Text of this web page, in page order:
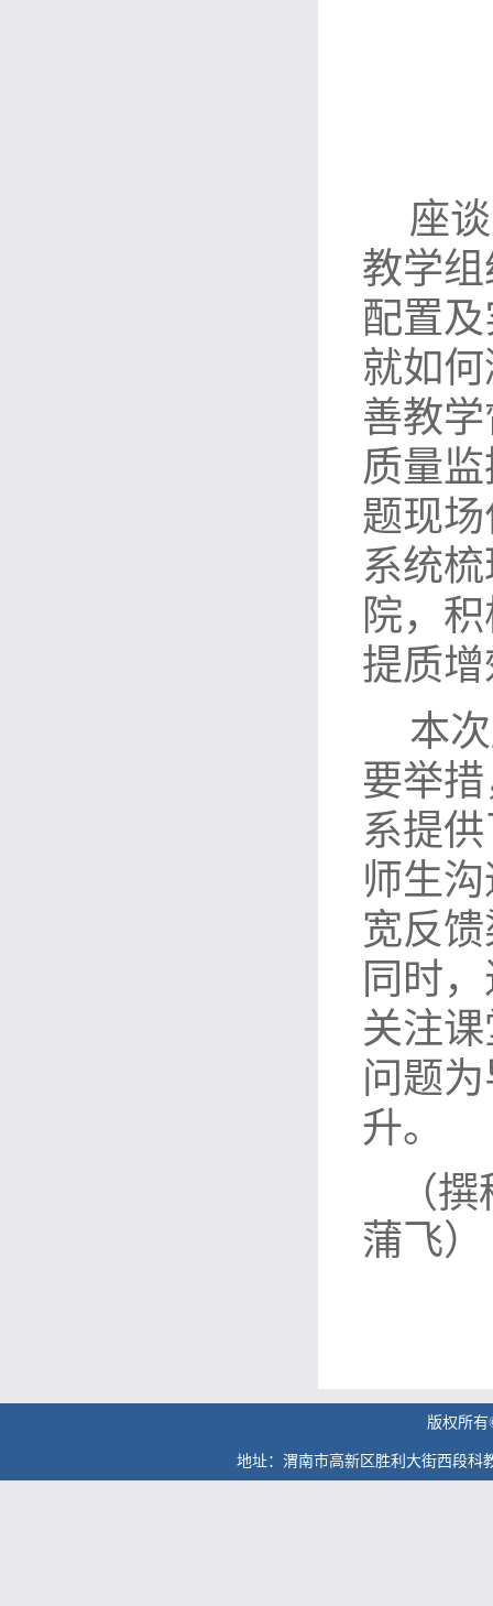
座
教学
配置
就如
善教
质量
题现
系统
院，
提质
本
要举
系提
师生
宽反
同时
关注
问题
升。
（
蒲飞）
版权所
地址：渭南市高新区胜利大街西段科